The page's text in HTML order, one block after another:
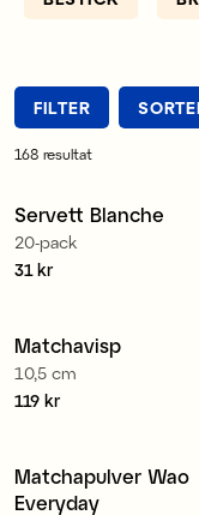
Lagerhaus har
vänner
FILTER
168 resultat
Nyhet
Tillverkad i Europa
Servett Blanche
20-pack
Pris:
31 kr
Nyhet
Matchavisp
10,5 cm
Pris:119 kr
119 kr
Nyhet
Matchapulver Wao
Everyday